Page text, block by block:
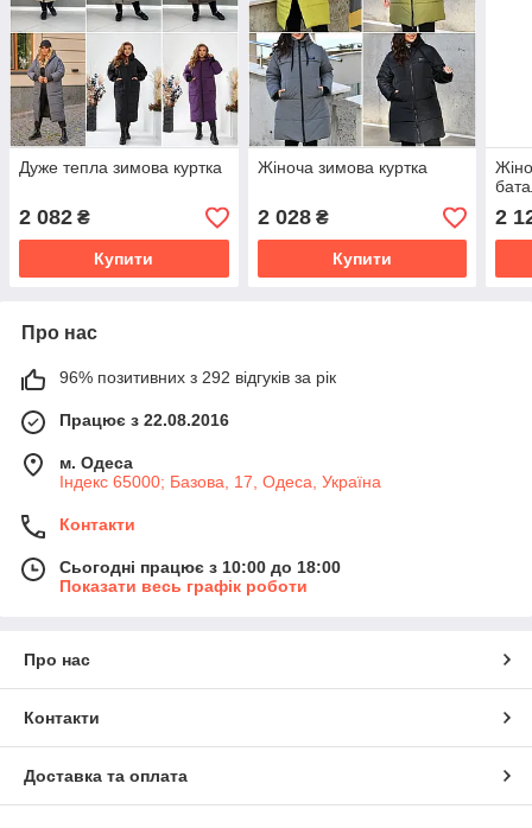
Дуже тепла зимова куртка
2 082 ₴
Купити
Жіноча зимова куртка
2 028₴
Купити
2
Про нас
96% позитивних з 292 відгуків за рік
Працює з 22.08.2016
м. Одеса
Індекс 65000; Базова, 17, Одеса, Україна
Контакти
Сьогодні працює з 10:00 до 18:00
Показати весь графік роботи
Про нас
Контакти
Доставка та оплата